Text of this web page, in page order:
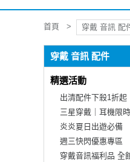
首頁 穿戴 音訊 配
穿戴 音訊 配件
精選活動
出清配件下殺1折起
三星穿戴｜耳機限
炎炎夏日出遊必備
週三快閃優惠專區
穿戴音訊福利品 全